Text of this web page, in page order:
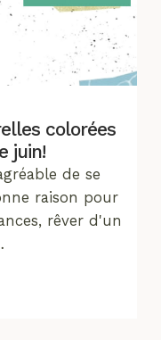
colorées
juin!
de se
raison pour
rêver d'un